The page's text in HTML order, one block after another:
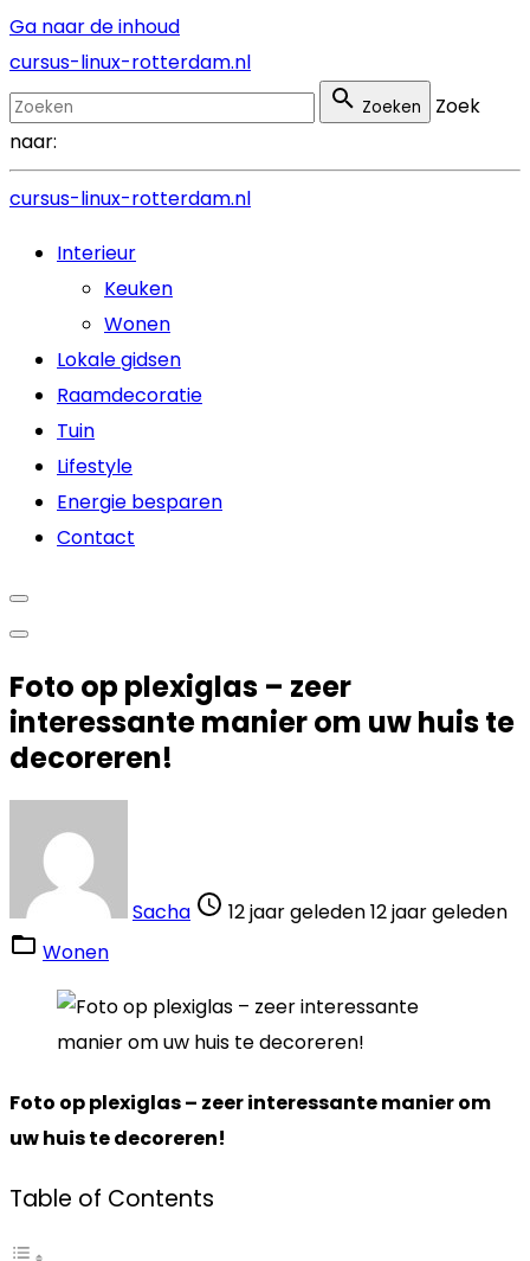
Ga naar de inhoud
cursus-linux-rotterdam.nl
Zoeken
Zoek
naar:
cursus-linux-rotterdam.nl
Interieur
Keuken
Wonen
Lokale gidsen
Raamdecoratie
Tuin
Lifestyle
Energie besparen
Contact
Foto op plexiglas – zeer
interessante manier om uw huis te
decoreren!
Sacha 12 jaar geleden12 jaar geleden
Wonen
Foto op plexiglas – zeer interessante manier om
uw huis te decoreren!
Table of Contents